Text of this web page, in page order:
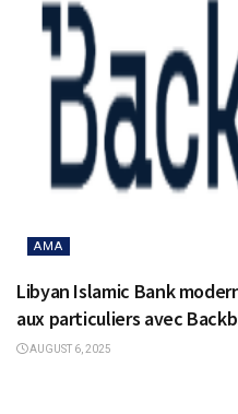
AMA
Libyan Islamic Bank
aux particuliers avec
AUGUST 6, 2025